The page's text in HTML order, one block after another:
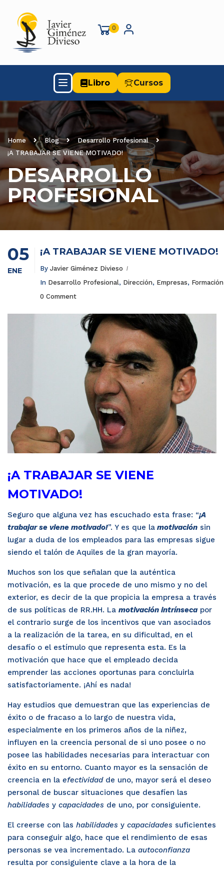
0
Libro Cursos
Home Blog
Desarrollo Profesional
¡A TRABAJAR SE VIENE MOTIVADO!
DESARROLLO
PROFESIONAL
05
ENE
¡A TRABAJAR SE VIENE MOTIVADO!
By Javier Giménez Divieso
In Desarrollo Profesional, Dirección, Empresas, Formación
0 Comment
¡A TRABAJAR SE VIENE
MOTIVADO!
Seguro que alguna vez has escuchado esta frase: “¡A
trabajar se viene motivado!”. Y es que la motivación sin
lugar a duda de los empleados para las empresas sigue
siendo el talón de Aquiles de la gran mayoría.
Muchos son los que señalan que la auténtica
motivación, es la que procede de uno mismo y no del
exterior, es decir de la que propicia la empresa a través
de sus políticas de RR.HH. La motivación intrínsecapor
el contrario surge de los incentivos que van asociados
a la realización de la tarea, en su dificultad, en el
desafío o el estímulo que representa esta. Es la
motivación que hace que el empleado decida
emprender las acciones oportunas para concluirla
satisfactoriamente. ¡Ahí es nada!
Hay estudios que demuestran que las experiencias de
éxito o de fracaso a lo largo de nuestra vida,
especialmente en los primeros años de la niñez,
influyen en la creencia personal de si uno posee o no
posee las habilidades necesarias para interactuar con
éxito en su entorno. Cuanto mayor es la sensación de
creencia en la efectividadde uno, mayor será el deseo
personal de buscar situaciones que desafíen las
habilidades y capacidades de uno, por consiguiente.
El creerse con las habilidades y capacidades suficientes
para conseguir algo, hace que el rendimiento de esas
personas se vea incrementado. La autoconfianza
resulta por consiguiente clave a la hora de la